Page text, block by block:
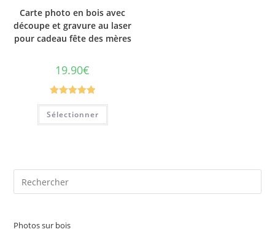
Carte photo en bois avec
découpe et gravure au laser
pour cadeau fête des mères
19.90€
Note5.00
sur 5
Sélectionner
Photos sur bois